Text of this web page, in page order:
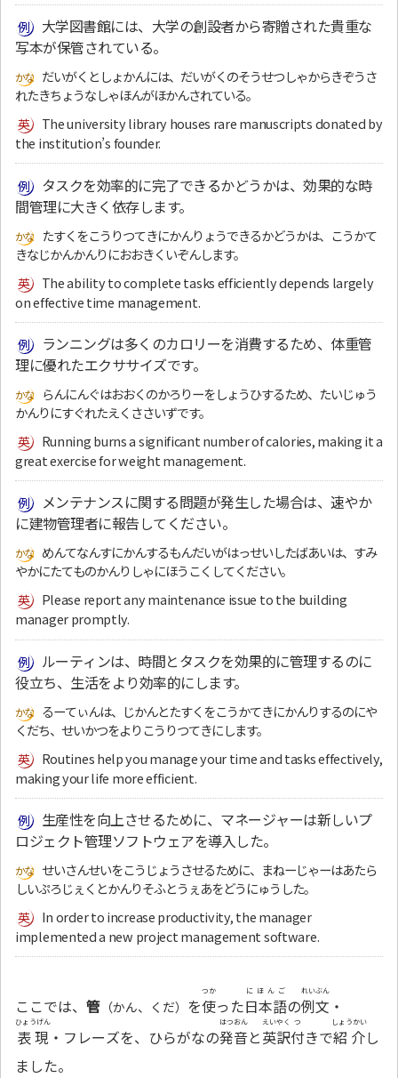
大学図書館には、大学の創設者から寄贈された貴重な
写本が保管されている。
だいがくとしょかんには、だいがくのそうせつしゃからきぞうさ
れたきちょうなしゃほんがほかんされている。
The university library houses rare manuscripts donated by
the institution’s founder.
タスクを効率的に完了できるかどうかは、効果的な時
間管理に大きく依存します。
たすくをこうりつてきにかんりょうできるかどうかは、こうかて
きなじかんかんりにおおきくいぞんします。
The ability to complete tasks efficiently depends largely
on effective time management.
ランニングは多くのカロリーを消費するため、体重管
理に優れたエクササイズです。
らんにんぐはおおくのかろりーをしょうひするため、たいじゅう
かんりにすぐれたえくささいずです。
Running burns a significant number of calories, making it a
great exercise for weight management.
メンテナンスに関する問題が発生した場合は、速やか
に建物管理者に報告してください。
めんてなんすにかんするもんだいがはっせいしたばあいは、すみ
やかにたてものかんりしゃにほうこくしてください。
Please report any maintenance issue to the building
manager promptly.
ルーティンは、時間とタスクを効果的に管理するのに
役立ち、生活をより効率的にします。
るーてぃんは、じかんとたすくをこうかてきにかんりするのにや
くだち、せいかつをよりこうりつてきにします。
Routines help you manage your time and tasks effectively,
making your life more efficient.
生産性を向上させるために、マネージャーは新しいプ
ロジェクト管理ソフトウェアを導入した。
せいさんせいをこうじょうさせるために、まねーじゃーはあたら
しいぷろじぇくとかんりそふとうぇあをどうにゅうした。
In order to increase productivity, the manager
implemented a new project management software.
ここでは、 管 （かん、くだ） を使
つか
った日本語
にほんご
の例文
れいぶん
・
表現
ひょうげん
・フレーズを、ひらがなの発音
はつおん
と英訳
えいやく
付
つ
きで紹介
しょうかい
し
ました。